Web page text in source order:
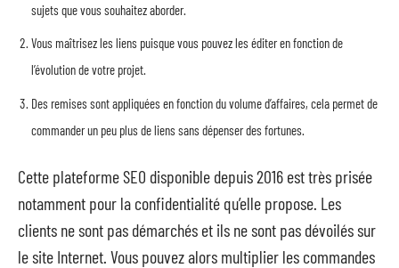
sujets que vous souhaitez aborder.
Vous maîtrisez les liens puisque vous pouvez les éditer en fonction de
l’évolution de votre projet.
Des remises sont appliquées en fonction du volume d’affaires, cela permet de
commander un peu plus de liens sans dépenser des fortunes.
Cette plateforme SEO disponible depuis 2016 est très prisée
notamment pour la confidentialité qu’elle propose. Les
clients ne sont pas démarchés et ils ne sont pas dévoilés sur
le site Internet. Vous pouvez alors multiplier les commandes